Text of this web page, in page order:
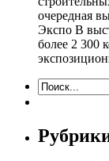
очередная
Экспо В
более 2 300